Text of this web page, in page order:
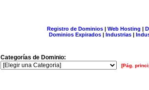
Registro de Dominios| Web Hosting |
Dominios Expirados | Industrias |
Categorías de Dominio:
[Pág.